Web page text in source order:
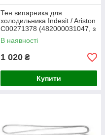
Тен випарника для
холодильника Indesit / Ariston
C00271378 (482000031047, з
термозапобіжником)
В наявності
1 020 ₴
Купити